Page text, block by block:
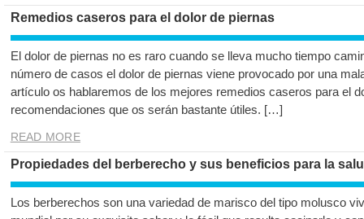
Remedios caseros para el dolor de piernas
El dolor de piernas no es raro cuando se lleva mucho tiempo
número de casos el dolor de piernas viene provocado por una
artículo os hablaremos de los mejores remedios caseros para el
recomendaciones que os serán bastante útiles. […]
READ MORE
Propiedades del berberecho y sus beneficios para la
Los berberechos son una variedad de marisco del tipo molusco